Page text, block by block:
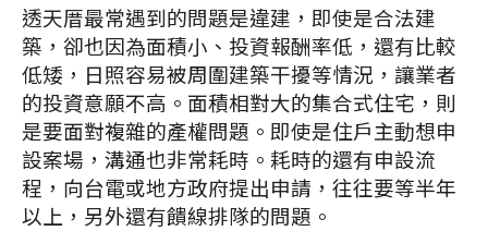
透天厝最常遇到的問題是違建，即使是合法建
築，卻也因為面積小、投資報酬率低，還有比較
低矮，日照容易被周圍建築干擾等情況，讓業者
的投資意願不高。面積相對大的集合式住宅，則
是要面對複雜的產權問題。即使是住戶主動想申
設案場，溝通也非常耗時。耗時的還有申設流
程，向台電或地方政府提出申請，往往要等半年
以上，另外還有饋線排隊的問題。